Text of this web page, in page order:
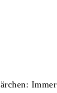
Immer